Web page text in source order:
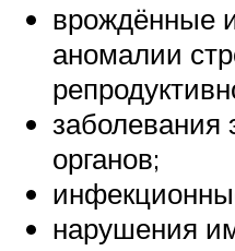
врождённые
аномалии
заболевания
органов;
нарушения